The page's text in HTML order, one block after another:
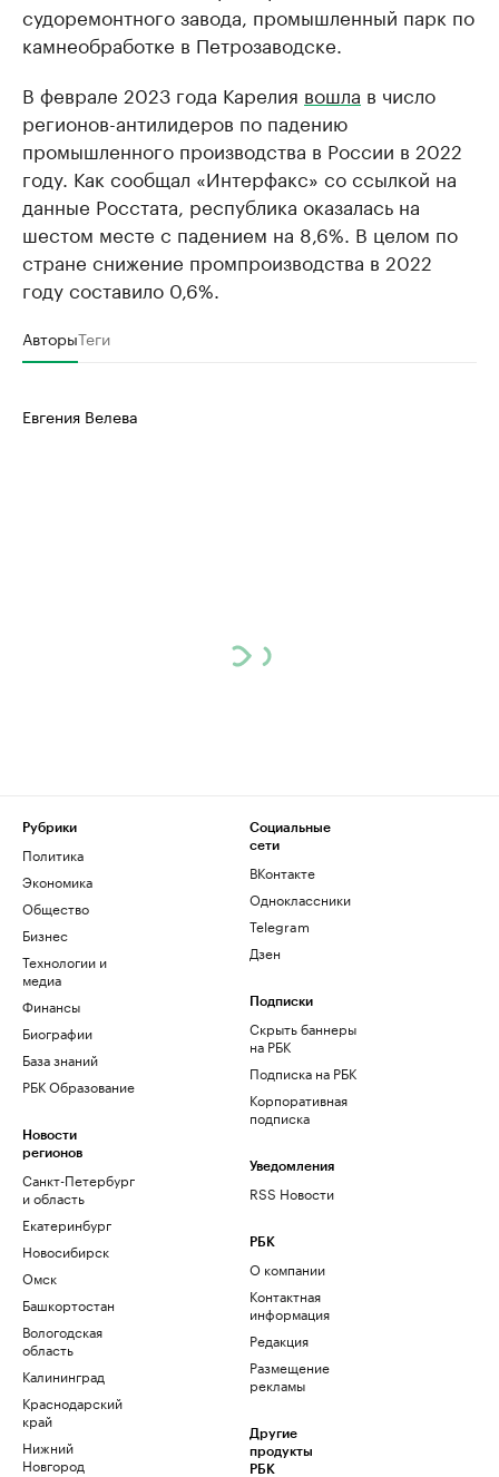
судоремонтного завода, промышленный парк по
камнеобработке в Петрозаводске.
В феврале 2023 года Карелия вошла в число
регионов-антилидеров по падению
промышленного производства в России в 2022
году. Как сообщал «Интерфакс» со ссылкой на
данные Росстата, республика оказалась на
шестом месте с падением на 8,6%. В целом по
стране снижение промпроизводства в 2022
году составило 0,6%.
АвторыТеги
Евгения Велева
Рубрики
Политика
Экономика
Общество
Бизнес
Технологии и
медиа
Финансы
Биографии
База знаний
РБК Образование
Новости
регионов
Санкт-Петербург
и область
Екатеринбург
Новосибирск
Омск
Башкортостан
Вологодская
область
Калининград
Краснодарский
край
Нижний
Новгород
Социальные
сети
ВКонтакте
Одноклассники
Telegram
Дзен
Подписки
Скрыть баннеры
на РБК
Подписка на РБК
Корпоративная
подписка
Уведомления
RSS Новости
РБК
О компании
Контактная
информация
Редакция
Размещение
рекламы
Другие
продукты
РБК